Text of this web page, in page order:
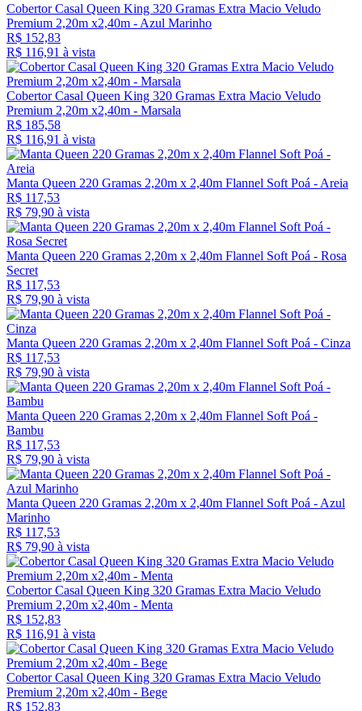
Cobertor Casal Queen King 320 Gramas Extra Macio Veludo
Premium 2,20m x2,40m - Azul Marinho
R$ 152,83
R$ 116,91 à vista
Cobertor Casal Queen King 320 Gramas Extra Macio Veludo
Premium 2,20m x2,40m - Marsala
R$ 185,58
R$ 116,91 à vista
Manta Queen 220 Gramas 2,20m x 2,40m Flannel Soft Poá - Areia
R$ 117,53
R$ 79,90 à vista
Manta Queen 220 Gramas 2,20m x 2,40m Flannel Soft Poá - Rosa
Secret
R$ 117,53
R$ 79,90 à vista
Manta Queen 220 Gramas 2,20m x 2,40m Flannel Soft Poá - Cinza
R$ 117,53
R$ 79,90 à vista
Manta Queen 220 Gramas 2,20m x 2,40m Flannel Soft Poá -
Bambu
R$ 117,53
R$ 79,90 à vista
Manta Queen 220 Gramas 2,20m x 2,40m Flannel Soft Poá - Azul
Marinho
R$ 117,53
R$ 79,90 à vista
Cobertor Casal Queen King 320 Gramas Extra Macio Veludo
Premium 2,20m x2,40m - Menta
R$ 152,83
R$ 116,91 à vista
Cobertor Casal Queen King 320 Gramas Extra Macio Veludo
Premium 2,20m x2,40m - Bege
R$ 152,83